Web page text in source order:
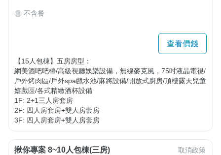
不含餐
查看價錢
【15人包棟】五房房型：
網美酒吧吧檯/高級視聽娛樂設備，無線麥克風，75吋液晶電視/
戶外烤肉區/戶外spa戲水池/麻將設備/開放式廚房/頂樓露天兒童
嬉戲區/各式精緻酒杯設備
1F: 2+1三人房套房
2F: 四人房套房+雙人房套房
3F: 四人房套房+雙人房套房
揪你專案 8~10人包棟(三房) 取消政策